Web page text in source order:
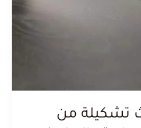
تشكيلة من